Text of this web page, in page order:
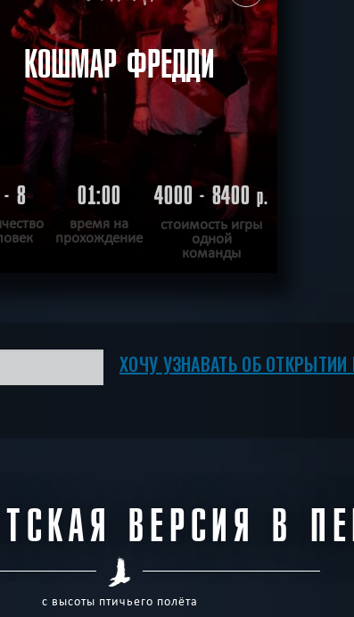
КОШМАР ФРЕДДИ
8 01:00
время на
прохождение
4000 - 8400р.
стоимость игры
одной
команды
ХОЧУ УЗНАВАТЬ ОБ
ВЕРСИЯ В
с высоты птичьего полёта